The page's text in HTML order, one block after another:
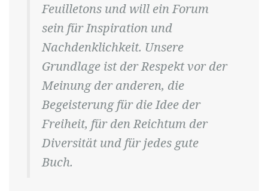
Feuilletons und will ein Forum
sein für Inspiration und
Nachdenklichkeit. Unsere
Grundlage ist der Respekt vor der
Meinung der anderen, die
Begeisterung für die Idee der
Freiheit, für den Reichtum der
Diversität und für jedes gute
Buch.